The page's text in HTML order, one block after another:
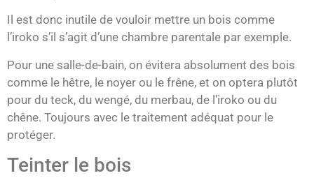
Il est donc inutile de vouloir mettre un bois comme
l’iroko s’il s’agit d’une chambre parentale par exemple.
Pour une salle-de-bain, on évitera absolument des bois
comme le hêtre, le noyer ou le frêne, et on optera plutôt
pour du teck, du wengé, du merbau, de l’iroko ou du
chêne. Toujours avec le traitement adéquat pour le
protéger.
Teinter le bois